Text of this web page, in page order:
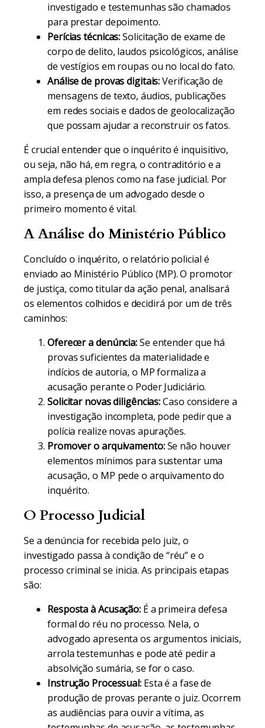
investigado e testemunhas são chamados
para prestar depoimento.
Perícias técnicas:Solicitação de exame de
corpo de delito, laudos psicológicos, análise
de vestígios em roupas ou no local do fato.
Análise de provas digitais:Verificação de
mensagens de texto, áudios, publicações
em redes sociais e dados de geolocalização
que possam ajudar a reconstruir os fatos.
É crucial entender que o inquérito é inquisitivo,
ou seja, não há, em regra, o contraditório e a
ampla defesa plenos como na fase judicial. Por
isso, a presença de um advogado desde o
primeiro momento é vital.
A Análise do Ministério Público
Concluído o inquérito, o relatório policial é
enviado ao Ministério Público (MP). O promotor
de justiça, como titular da ação penal, analisará
os elementos colhidos e decidirá por um de três
caminhos:
Oferecer a denúncia:Se entender que há
provas suficientes da materialidade e
indícios de autoria, o MP formaliza a
acusação perante o Poder Judiciário.
Solicitar novas diligências:Caso considere a
investigação incompleta, pode pedir que a
polícia realize novas apurações.
Promover o arquivamento:Se não houver
elementos mínimos para sustentar uma
acusação, o MP pede o arquivamento do
inquérito.
O Processo Judicial
Se a denúncia for recebida pelo juiz, o
investigado passa à condição de “réu” e o
processo criminal se inicia. As principais etapas
são:
Resposta à Acusação: É a primeira defesa
formal do réu no processo. Nela, o
advogado apresenta os argumentos iniciais,
arrola testemunhas e pode até pedir a
absolvição sumária, se for o caso.
Instrução Processual:Esta é a fase de
produção de provas perante o juiz. Ocorrem
as audiências para ouvir a vítima, as